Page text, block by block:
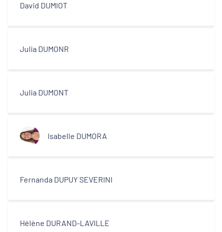
David DUMIOT
Julia DUMONR
Julia DUMONT
Isabelle DUMORA
Fernanda DUPUY SEVERINI
Hélène DURAND-LAVILLE